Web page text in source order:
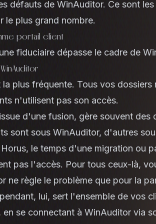
défauts de WinAuditor. Ce sont
le plus grand nombre.
portail client
fiduciaire dépasse le cadre de
plus fréquente. Tous vos dossiers
n'utilisent pas son accès.
d'une fusion, gère souvent des
sont sous WinAuditor, d'autres
le temps d'une migration ou
pas l'accès. Pour tous ceux-là,
ne règle le problème que pour la
lui, sert l'ensemble de vos
se connectant à WinAuditor via